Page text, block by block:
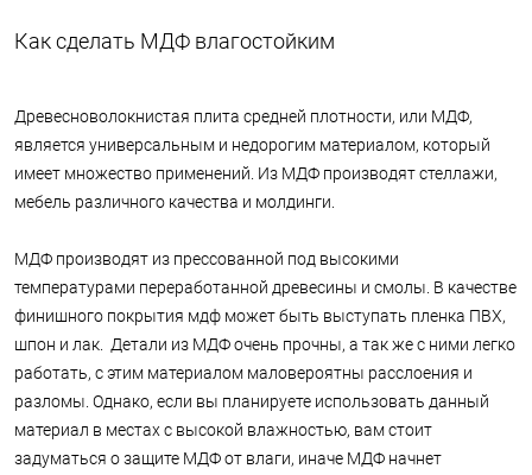
Как сделать МДФ влагостойким
Древесноволокнистая плита средней плотности, или МДФ,
является универсальным и недорогим материалом, который
имеет множество применений. Из МДФ производят стеллажи,
мебель различного качества и молдинги.
МДФ производят из прессованной под высокими
температурами переработанной древесины и смолы. В качестве
финишного покрытия мдф может быть выступать пленка ПВХ,
шпон и лак. Детали из МДФ очень прочны, а так же с ними легко
работать, с этим материалом маловероятны расслоения и
разломы. Однако, если вы планируете использовать данный
материал в местах с высокой влажностью, вам стоит
задуматься о защите МДФ от влаги, иначе МДФ начнет